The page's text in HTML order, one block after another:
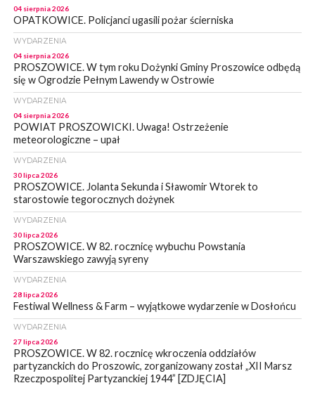
04 sierpnia 2026
OPATKOWICE. Policjanci ugasili pożar ścierniska
WYDARZENIA
04 sierpnia 2026
PROSZOWICE. W tym roku Dożynki Gminy Proszowice odbędą
się w Ogrodzie Pełnym Lawendy w Ostrowie
WYDARZENIA
04 sierpnia 2026
POWIAT PROSZOWICKI. Uwaga! Ostrzeżenie
meteorologiczne – upał
WYDARZENIA
30 lipca 2026
PROSZOWICE. Jolanta Sekunda i Sławomir Wtorek to
starostowie tegorocznych dożynek
WYDARZENIA
30 lipca 2026
PROSZOWICE. W 82. rocznicę wybuchu Powstania
Warszawskiego zawyją syreny
WYDARZENIA
28 lipca 2026
Festiwal Wellness & Farm – wyjątkowe wydarzenie w Dosłońcu
WYDARZENIA
27 lipca 2026
PROSZOWICE. W 82. rocznicę wkroczenia oddziałów
partyzanckich do Proszowic, zorganizowany został „XII Marsz
Rzeczpospolitej Partyzanckiej 1944” [ZDJĘCIA]